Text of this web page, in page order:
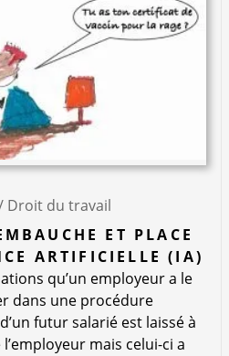
Droit du travail
ET PLACE
ARTIFICIELLE (IA)
qu’un employeur a le
dans une procédure
futur salarié est laissé à
mais celui-ci a